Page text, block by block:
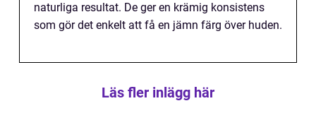
naturliga resultat. De ger en krämig konsistens
som gör det enkelt att få en jämn färg över huden.
Läs fler inlägg här